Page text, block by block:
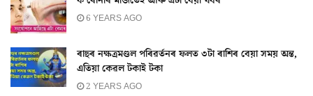
6 YEARS AGO
ৰাহুৰ নক্ষত্ৰমণ্ডল পৰিৱৰ্তনৰ ফলত ৩টা ৰাশিৰ বেয়া সময় অন্ত,
এতিয়া কেৱল টকাই টকা
2 YEARS AGO